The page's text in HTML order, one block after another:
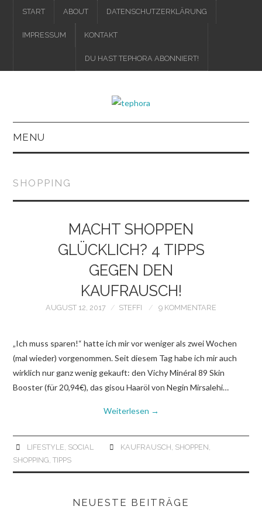
START ABOUT DATENSCHUTZERKLÄRUNG
IMPRESSUM KONTAKT
DU HAST TEPHORA ABONNIERT!
MENU
SHOPPING
MACHT SHOPPEN
GLÜCKLICH? 4 TIPPS
GEGEN DEN
KAUFRAUSCH!
AUGUST 12, 2017 STEFFI 9 KOMMENTARE
„Ich muss sparen!“ hatte ich mir vor weniger als zwei Wochen
(mal wieder) vorgenommen. Seit diesem Tag habe ich mir auch
wirklich nur ganz wenig gekauft: den Vichy Minéral 89 Skin
Booster (für 20,94€), das gisou Haaröl von Negin Mirsalehi…
Weiterlesen →
LIFESTYLE, SOCIAL KAUFRAUSCH, SHOPPEN,
SHOPPING,TIPPS
NEUESTE BEITRÄGE